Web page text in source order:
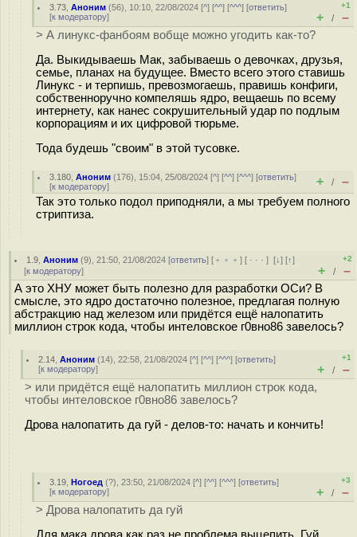
3.73 ,Аноним (56), 10:10, 22/08/2024 [^] [^^] [^^^] [ответить]
[к модератору]
+1
+ / –
> А линукс-фанбоям вобще можно угодить как-то?
Да. Выкидываешь Мак, забываешь о девочках, друзья,
семье, планах на будущее. Вместо всего этого ставишь
Линукс - и терпишь, превозмогаешь, правишь конфиги,
собственноручно компеляшь ядро, вещаешь по всему
интернету, как нанес сокрушительный удар по подлым
корпорациям и их цифровой тюрьме.
Тода будешь "своим" в этой тусовке.
3.180 ,Аноним (176), 15:04, 25/08/2024 [^] [^^] [^^^] [ответить]
[к модератору] + / –
Так это только подол приподняли, а мы требуем полного
стриптиза.
1.9 ,Аноним (9), 21:50, 21/08/2024 [ответить] [ ﹢﹢﹢] [ · · ·][↓] [↑]
[к модератору]
+2
+ / –
А это ХНУ может быть полезно для разработки ОСи? В
смысле, это ядро достаточно полезное, предлагая полную
абстракцию над железом или придётся ещё налопатить
миллион строк кода, чтобы интеловское г0вно86 завелось?
2.14 ,Аноним (14), 22:58, 21/08/2024 [^] [^^] [^^^] [ответить]
[к модератору]
+1
+ / –
> или придётся ещё налопатить миллион строк кода,
чтобы интеловское г0вно86 завелось?
Дрова налопатить да гуй - делов-то: начать и кончить!
3.19 ,Ногоед (?), 23:50, 21/08/2024 [^] [^^] [^^^] [ответить]
[к модератору]
+3
+ / –
> Дрова налопатить да гуй